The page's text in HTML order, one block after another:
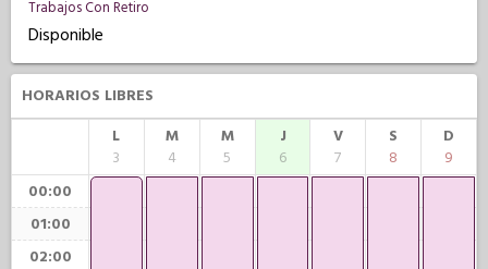
Trabajos Con Retiro
Disponible
HORARIOS LIBRES
L
3
M
4
M
5
J
6
V
7
S
8
D
9
00:00
01:00
02:00